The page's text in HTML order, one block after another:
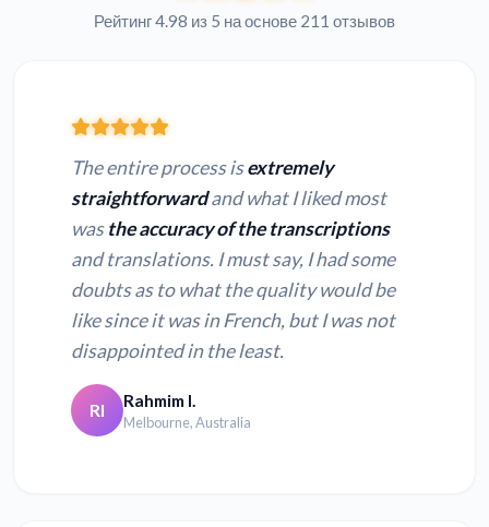
Рейтинг 4.98 из 5 на основе 211 отзывов
The entire process isextremely
straightforwardand what I liked most
wasthe accuracy of the transcriptions
and translations. I must say, I had some
doubts as to what the quality would be
like since it was in French, but I was not
disappointed in the least.
RI Rahmim I.
Melbourne, Australia